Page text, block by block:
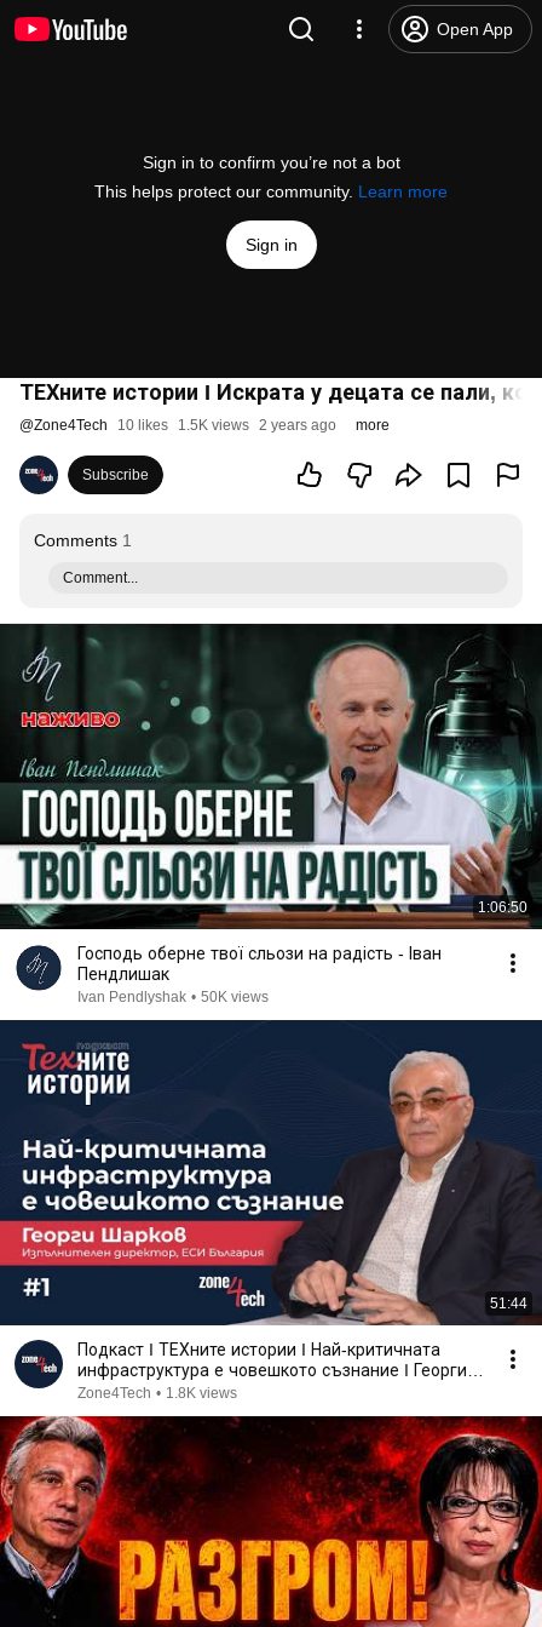
Open App
Sign in to confirm you’re not a bot
This helps protect our community. Learn more
Sign in
ТЕХните истории I Искрата у децата се пали,
@Zone4Tech 10 likes 1.5K views 2 years ago more
Subscribe
Comments 1
Comment...
1:06:50
Господь оберне твої сльози на радість - Іван
Пендлишак
Ivan Pendlyshak • 50K views
51:44
Подкаст I ТЕХните истории I Най-критичната
инфраструктура е човешкото съзнание I Георги
Шарков
Zone4Tech • 1.8K views